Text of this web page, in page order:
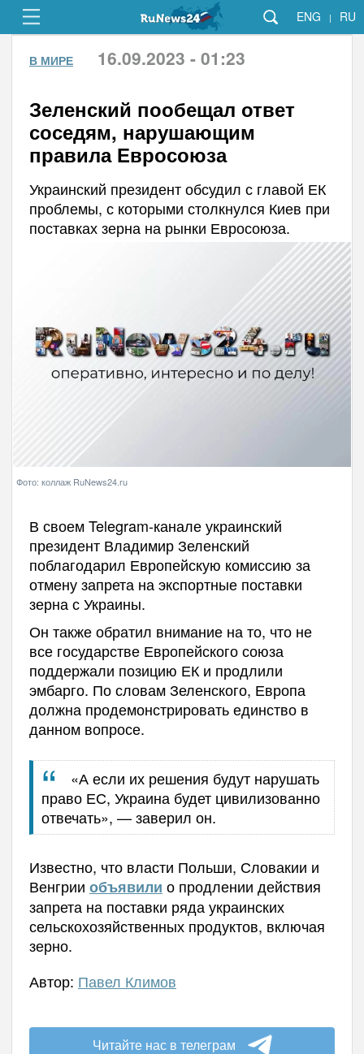
ENG | RU
В МИРЕ 16.09.2023 - 01:23
Зеленский пообещал ответ
соседям, нарушающим
правила Евросоюза
Украинский президент обсудил с главой ЕК
проблемы, с которыми столкнулся Киев при
поставках зерна на рынки Евросоюза.
Фото: коллаж RuNews24.ru
В своем Telegram-канале украинский
президент Владимир Зеленский
поблагодарил Европейскую комиссию за
отмену запрета на экспортные поставки
зерна с Украины.
Он также обратил внимание на то, что не
все государстве Европейского союза
поддержали позицию ЕК и продлили
эмбарго. По словам Зеленского, Европа
должна продемонстрировать единство в
данном вопросе.
«А если их решения будут нарушать
право ЕС, Украина будет цивилизованно
отвечать», — заверил он.
Известно, что власти Польши, Словакии и
Венгрии объявили о продлении действия
запрета на поставки ряда украинских
сельскохозяйственных продуктов, включая
зерно.
Автор: Павел Климов
Читайте нас в телеграм